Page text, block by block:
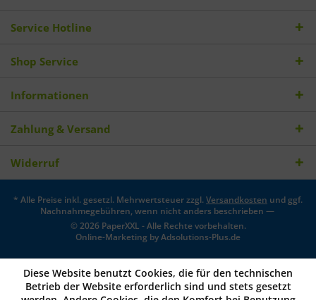
Service Hotline
Shop Service
Informationen
Zahlung & Versand
Widerruf
* Alle Preise inkl. gesetzl. Mehrwertsteuer zzgl.Versandkosten und ggf.
Nachnahmegebühren, wenn nicht anders beschrieben —
© 2026 PaperXXL - Alle Rechte vorbehalten.
Online-Marketing byAdsolutions-Plus.de
Diese Website benutzt Cookies, die für den technischen
Betrieb der Website erforderlich sind und stets gesetzt